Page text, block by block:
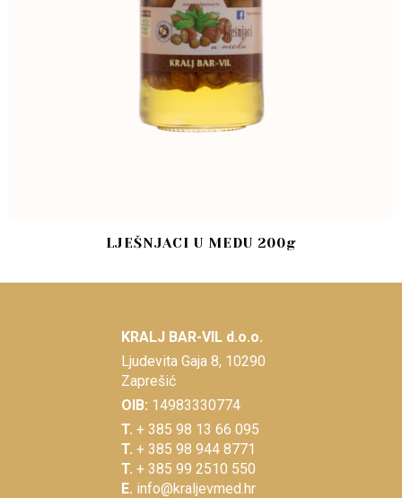
LJEŠNJACI U MEDU 200g
KRALJ BAR-VIL d.o.o.
Ljudevita Gaja 8, 10290
Zaprešić
OIB: 14983330774
T. + 385 98 13 66 095
T. + 385 98 944 8771
T. + 385 99 2510 550
E. info@kraljevmed.hr